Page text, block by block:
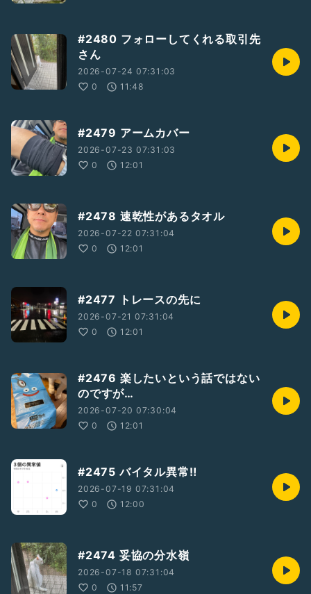
#2480 フォローしてくれる取引先
さん
2026-07-24 07:31:03
0
11:48
#2479 アームカバー
2026-07-23 07:31:03
0
12:01
#2478 速乾性があるタオル
2026-07-22 07:31:04
0
12:01
#2477 トレースの先に
2026-07-21 07:31:04
0
12:01
#2476 楽したいという話ではない
のですが…
2026-07-20 07:30:04
0
12:01
#2475 バイタル異常‼️
2026-07-19 07:31:04
0
12:00
#2474 妥協の分水嶺
2026-07-18 07:31:04
0
11:57